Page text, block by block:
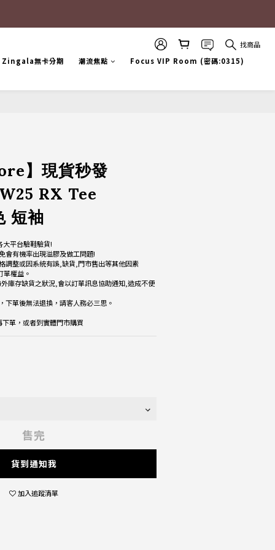
找商品
Zingala無卡分期
潮流焦點 Focus VIP Room (密碼:0315)
】現貨秒發
RX Tee
短袖
平台驗鞋驗貨!
會有機率出現溢膠及做工問題!
調整或因系統有誤,缺貨,門市售出等其他因素
權益。
庫存缺貨之狀況,會以訂單訊息協助通知,造成不便
下單後無法退換，請客人務必三思。
單，或者到實體門市購買
售完
貨到通知我
加入追蹤清單